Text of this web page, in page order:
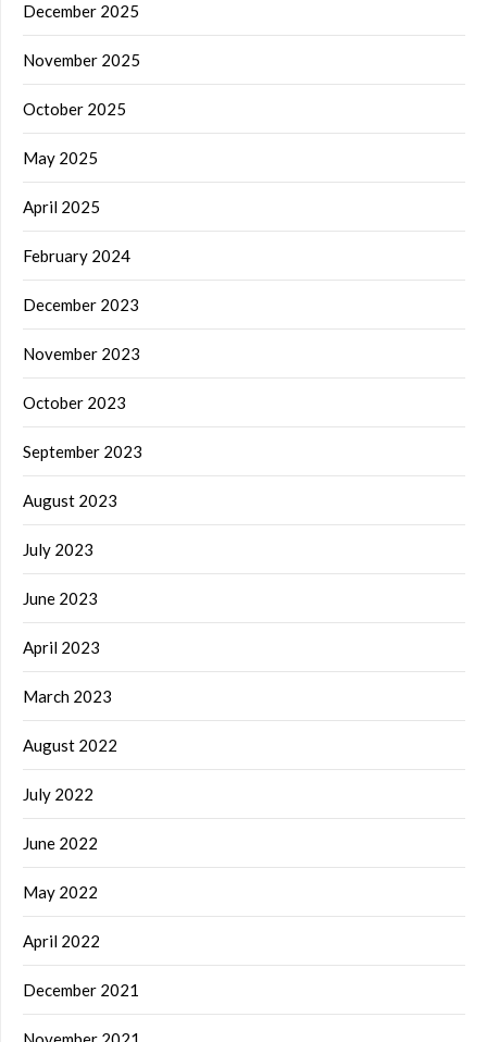
December 2025
November 2025
October 2025
May 2025
April 2025
February 2024
December 2023
November 2023
October 2023
September 2023
August 2023
July 2023
June 2023
April 2023
March 2023
August 2022
July 2022
June 2022
May 2022
April 2022
December 2021